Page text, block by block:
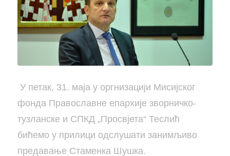
У петак, 31. маја у оргнизацији Мисијског
фонда Православне епархије зворничко-
тузланске и СПКД „Просвјета“ Теслић
бићемо у прилици одслушати занимљиво
предавање Стаменка Шушка.